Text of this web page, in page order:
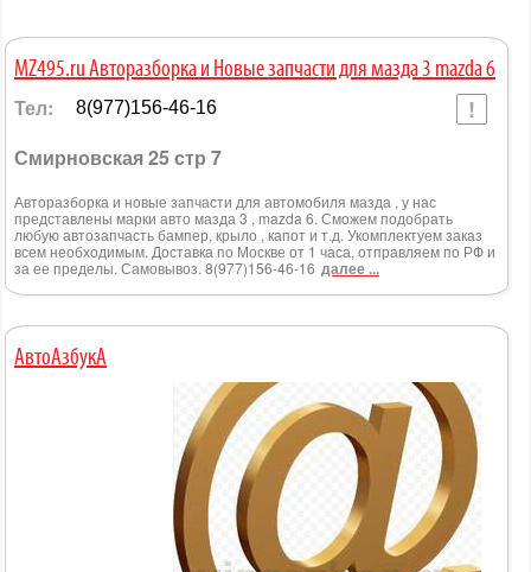
MZ495.ru Авторазборка и Новые запчасти для мазда 3 mazda 6
Тел: 8(977)156-46-16
Смирновская 25 стр 7
Авторазборка и новые запчасти для автомобиля мазда , у нас
представлены марки авто мазда 3 , mazda 6. Сможем подобрать
любую автозапчасть бампер, крыло , капот и т.д. Укомплектуем заказ
всем необходимым. Доставка по Москве от 1 часа, отправляем по РФ и
за ее пределы. Самовывоз. 8(977)156-46-16 далее ...
АвтоАзбукА